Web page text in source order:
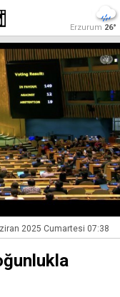
Erzurum 26°
2025 Cumartesi 07:38